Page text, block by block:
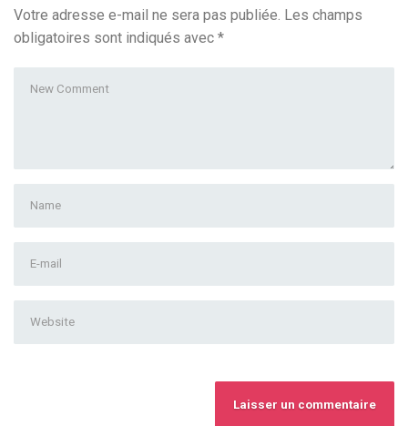
Votre adresse e-mail ne sera pas publiée. Les champs
obligatoires sont indiqués avec *
Last
name*
Address*